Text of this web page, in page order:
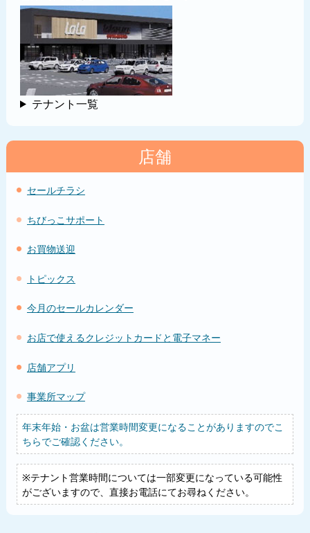
テナント一覧
店舗
セールチラシ
ちびっこサポート
お買物送迎
トピックス
今月のセールカレンダー
お店で使えるクレジットカードと電子マネー
店舗アプリ
事業所マップ
年末年始・お盆は営業時間変更になることがありますのでこ
ちらでご確認ください。
※テナント営業時間については一部変更になっている可能性
がございますので、直接お電話にてお尋ねください。